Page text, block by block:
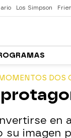
Los Simpson
en
su imagen